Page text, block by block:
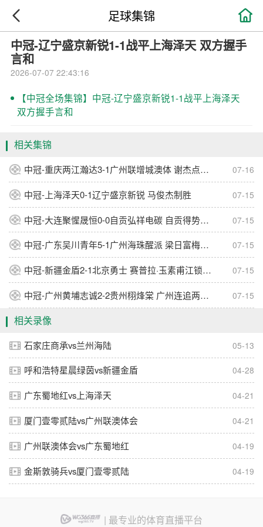

足球集锦
中冠-辽宁盛京新锐1-1战平上海泽天 双方握手
言和
2026-07-07 22:43:16
【中冠全场集锦】中冠-辽宁盛京新锐1-1战平上海泽天
双方握手言和
相关集锦
中冠-重庆两江瀚达3-1广州联增城澳体 谢杰点射锁定胜局 07-16
中冠-上海泽天0-1辽宁盛京新锐 马俊杰制胜 07-15
中冠-大连聚惺晟恒0-0自贡弘祥电碳 自贡得势不得分 07-15
中冠-广东吴川青年5-1广州海珠醒派 梁日富梅开二度 07-15
中冠-新疆金盾2-1北京勇士 赛普拉·玉素甫江锁定胜局 07-15
中冠-广州黄埔志诚2-2贵州栩烽棠 广州连追两球进总决赛 07-15
相关录像
石家庄商承vs兰州海陆 05-13
呼和浩特星晨绿茵vs新疆金盾 04-28
广东蜀地红vs上海泽天 04-21
厦门壹零贰陆vs广州联澳体会 04-21
广州联澳体会vs广东蜀地红 04-19
金斯敦骑兵vs厦门壹零贰陆 04-19
| 最专业的体育直播平台